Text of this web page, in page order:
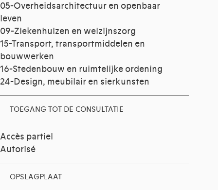
05-Overheidsarchitectuur en openbaar
leven
09-Ziekenhuizen en welzijnszorg
15-Transport, transportmiddelen en
bouwwerken
16-Stedenbouw en ruimtelijke ordening
24-Design, meubilair en sierkunsten
TOEGANG TOT DE CONSULTATIE
Accès partiel
Autorisé
OPSLAGPLAAT